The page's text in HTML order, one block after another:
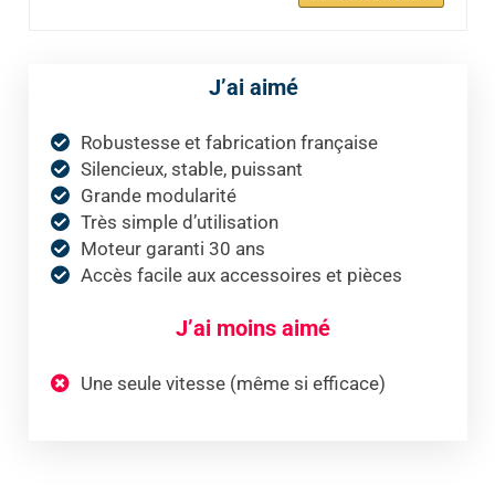
J’ai aimé
Robustesse et fabrication française
Silencieux, stable, puissant
Grande modularité
Très simple d’utilisation
Moteur garanti 30 ans
Accès facile aux accessoires et pièces
J’ai moins aimé
Une seule vitesse (même si efficace)